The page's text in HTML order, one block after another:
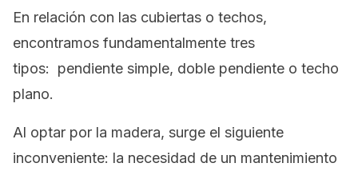
En relación con las cubiertas o techos,
encontramos fundamentalmente tres
tipos: pendiente simple, doble pendiente o techo
plano.
Al optar por la madera, surge el siguiente
inconveniente: la necesidad de un mantenimiento